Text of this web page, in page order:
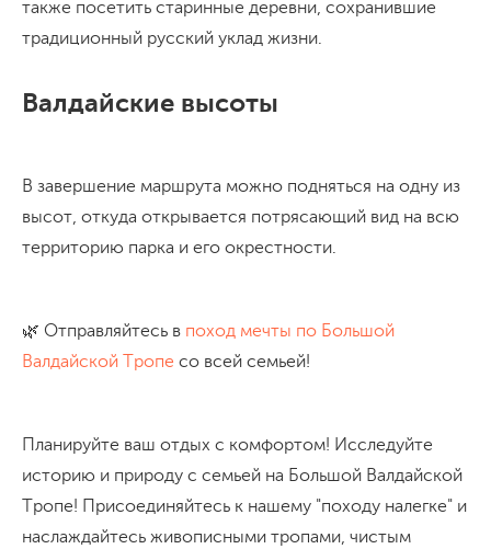
также посетить старинные деревни, сохранившие
традиционный русский уклад жизни.
Валдайские высоты
В завершение маршрута можно подняться на одну из
высот, откуда открывается потрясающий вид на всю
территорию парка и его окрестности.
🌿 Отправляйтесь в поход мечты по Большой
Валдайской Тропе со всей семьей!
Планируйте ваш отдых с комфортом! Исследуйте
историю и природу с семьей на Большой Валдайской
Тропе! Присоединяйтесь к нашему "походу налегке" и
наслаждайтесь живописными тропами, чистым